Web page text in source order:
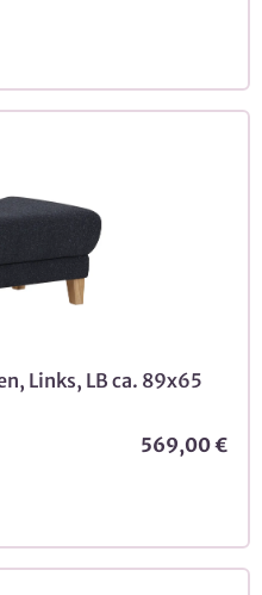
Links, LB ca. 89x65
569,00 €